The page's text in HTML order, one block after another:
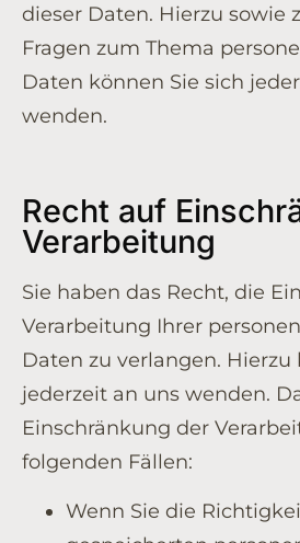
dieser Daten. Hierzu sowie
Fragen zum Thema
Daten können Sie sich
wenden.
Recht auf
Verarbeitung
Sie haben das Recht, die
Verarbeitung Ihrer
Daten zu verlangen. Hierzu
jederzeit an uns wenden.
Einschränkung der
folgenden Fällen:
Wenn Sie die